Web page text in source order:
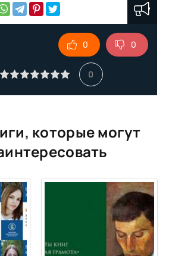
0
0 0
которые могут